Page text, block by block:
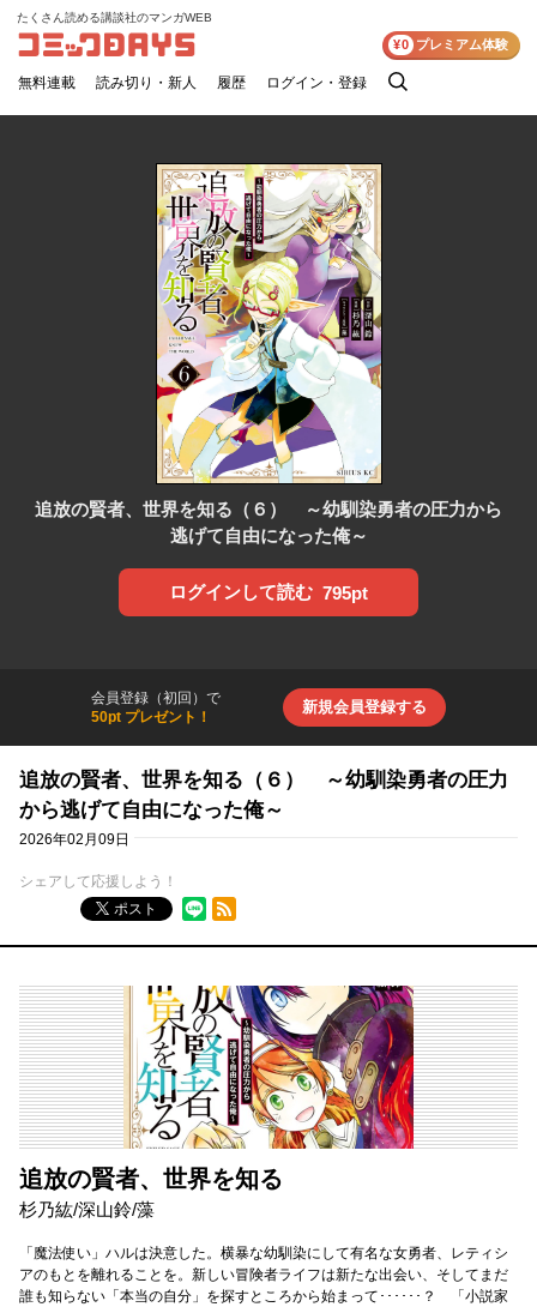
コミックDAYS
たくさん読める講談社のマンガWEB
無料連載 読み切り・新人 履歴 ログイン・登録
検
¥0 プレミアム体験
追放の賢者、世界を知る（６） ～幼馴染勇者の圧力から
逃げて自由になった俺～
ログインして読む 795pt
会員登録（初回）で
50pt プレゼント！
新規会員登録する
追放の賢者、世界を知る（６） ～幼馴染勇者の圧力
から逃げて自由になった俺～
2026年02月09日
シェアして応援しよう！
ポスト
RSSフィード
追放の賢者、世界を知る
杉乃紘/深山鈴/藻
「魔法使い」ハルは決意した。横暴な幼馴染にして有名な女勇者、レティシ
アのもとを離れることを。新しい冒険者ライフは新たな出会い、そしてまだ
誰も知らない「本当の自分」を探すところから始まって･･････？ 「小説家